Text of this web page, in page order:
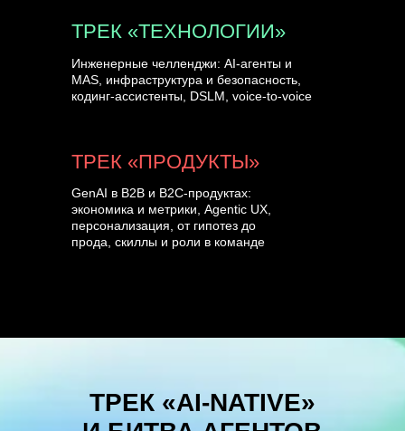
ТРЕК «ПРОДУКТЫ»
GenAI в B2B и B2C-продуктах:
экономика и метрики, Agentic UX,
персонализация, от гипотез до
прода, скиллы и роли в команде
Инженерные челленджи: AI-агенты и
MAS, инфраструктура и безопасность,
кодинг-ассистенты, DSLM, voice-to-voice
ТРЕК «ТЕХНОЛОГИИ»